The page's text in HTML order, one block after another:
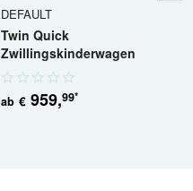
DEFAULT
Twin Quick
Zwillingskinderwagen
Geschwisterwagen
ab € 959,99*